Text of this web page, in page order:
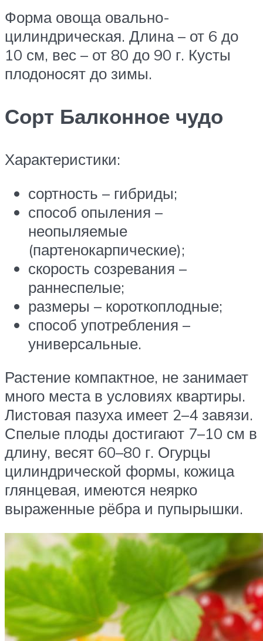
Форма овоща овально-
цилиндрическая. Длина – от 6 до
10 см, вес – от 80 до 90 г. Кусты
плодоносят до зимы.
Сорт Балконное чудо
Характеристики:
сортность – гибриды;
способ опыления –
неопыляемые
(партенокарпические);
скорость созревания –
раннеспелые;
размеры – короткоплодные;
способ употребления –
универсальные.
Растение компактное, не занимает
много места в условиях квартиры.
Листовая пазуха имеет 2–4 завязи.
Спелые плоды достигают 7–10 см в
длину, весят 60–80 г. Огурцы
цилиндрической формы, кожица
глянцевая, имеются неярко
выраженные рёбра и пупырышки.